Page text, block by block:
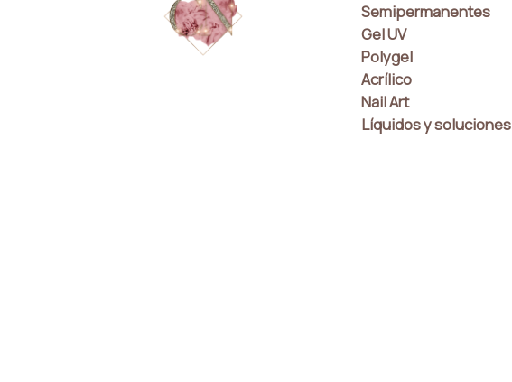
Semipermanentes
Gel UV
Polygel
Acrílico
Nail Art
Líquidos y soluciones